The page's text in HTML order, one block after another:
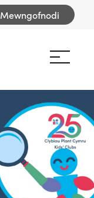
Mewngofnodi